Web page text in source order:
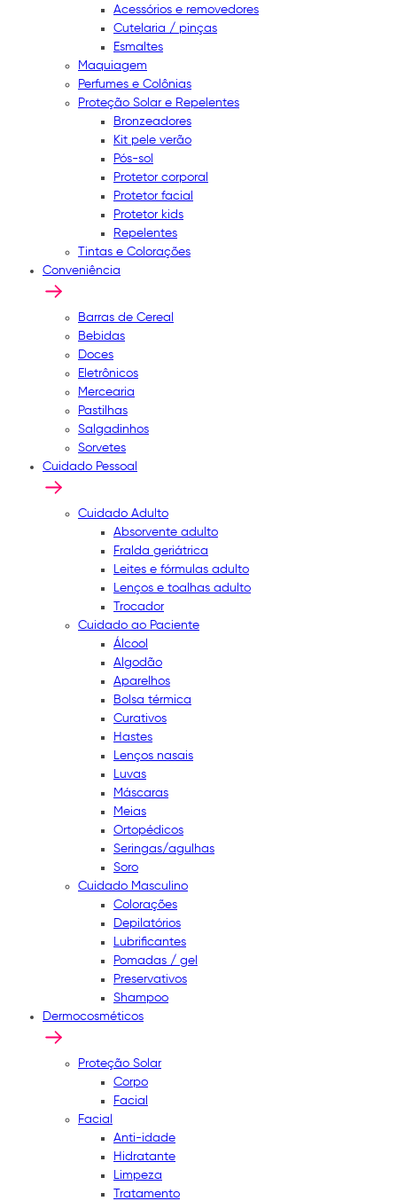
Acessórios e removedores
Cutelaria / pinças
Esmaltes
Maquiagem
Perfumes e Colônias
Proteção Solar e Repelentes
Bronzeadores
Kit pele verão
Pós-sol
Protetor corporal
Protetor facial
Protetor kids
Repelentes
Tintas e Colorações
Conveniência
Barras de Cereal
Bebidas
Doces
Eletrônicos
Mercearia
Pastilhas
Salgadinhos
Sorvetes
Cuidado Pessoal
Cuidado Adulto
Absorvente adulto
Fralda geriátrica
Leites e fórmulas adulto
Lenços e toalhas adulto
Trocador
Cuidado ao Paciente
Álcool
Algodão
Aparelhos
Bolsa térmica
Curativos
Hastes
Lenços nasais
Luvas
Máscaras
Meias
Ortopédicos
Seringas/agulhas
Soro
Cuidado Masculino
Colorações
Depilatórios
Lubrificantes
Pomadas / gel
Preservativos
Shampoo
Dermocosméticos
Proteção Solar
Corpo
Facial
Facial
Anti-idade
Hidratante
Limpeza
Tratamento